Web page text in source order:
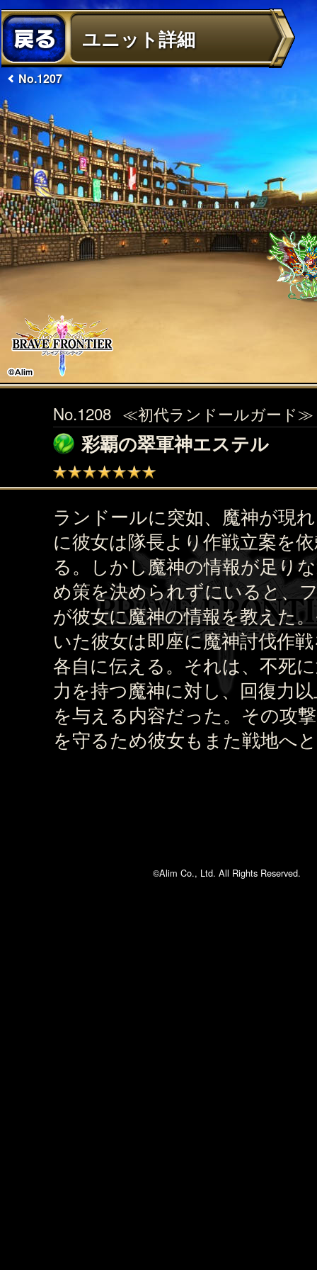
ユニット詳細
No.1207
No.1208 ≪初代ランドールガード≫
彩覇の翠軍神エステル
ランドールに突如、魔神が現
に彼女は隊長より作戦立案を
る。しかし魔神の情報が足り
め策を決められずにいると、
が彼女に魔神の情報を教えた
いた彼女は即座に魔神討伐作
各自に伝える。それは、不死
力を持つ魔神に対し、回復力
を与える内容だった。その攻
を守るため彼女もまた戦地へ
©Alim Co., Ltd. All Rights Reserved.